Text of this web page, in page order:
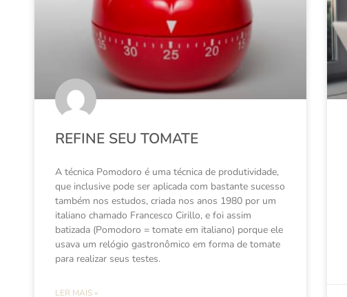
REFINE SEU TOMATE
A técnica Pomodoro é uma técnica de produtividade,
que inclusive pode ser aplicada com bastante sucesso
também nos estudos, criada nos anos 1980 por um
italiano chamado Francesco Cirillo, e foi assim
batizada (Pomodoro = tomate em italiano) porque ele
usava um relógio gastronômico em forma de tomate
para realizar seus testes.
LER MAIS »